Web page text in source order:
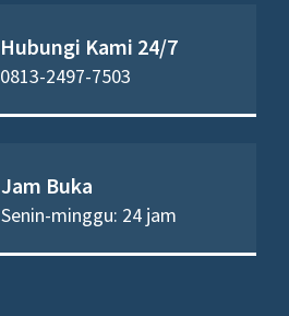
Hubungi Kami 24/7
0813-2497-7503
Jam Buka
Senin-minggu: 24 jam